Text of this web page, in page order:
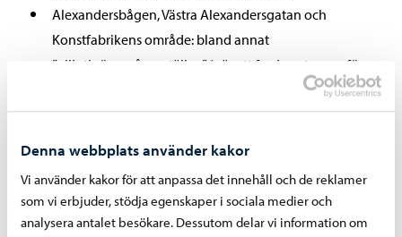
Denna webbplats använder kakor
Vi använder kakor för att anpassa det innehåll och de reklamer
som vi erbjuder, stödja egenskaper i sociala medier och
analysera antalet besökare. Dessutom delar vi information om
Alexandersbågen, Västra Alexandersgatan och
Konstfabrikens område: bland annat
”giljotinövergångsställen” (när ett fordon stannar för
att släppa fram fotgängare, men ett annat fordon
stannar inte), fortkörning, accelerationer, fordon som
cyklister, på grund av bland annat svängande fordons
likgiltighet/okunskap om väjningsplikten, samt